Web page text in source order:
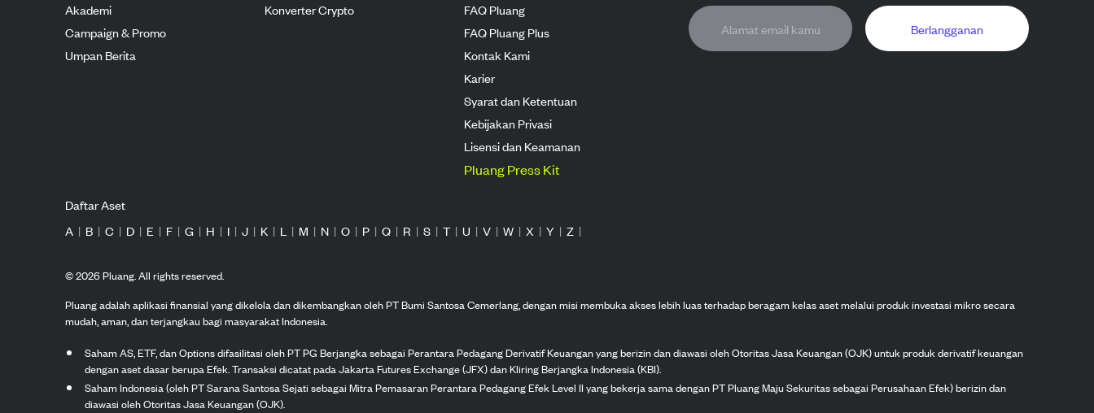
Akademi
Campaign & Promo
Umpan Berita
Konverter Crypto
FAQ Pluang
FAQ Pluang Plus
Kontak Kami
Karier
Syarat dan Ketentuan
Kebijakan Privasi
Lisensi dan Keamanan
Pluang Press Kit
Berlangganan
Daftar Aset
A | B | C | D | E | F | G | H | I | J | K | L | M | N | O | P | Q | R | S | T | U | V | W | X | Y | Z |
©2026Pluang. All rights reserved.
Pluang adalah aplikasi finansial yang dikelola dan dikembangkan oleh PT Bumi Santosa Cemerlang, dengan misi membuka akses lebih luas terhadap beragam kelas aset melalui produk investasi mikro secara
mudah, aman, dan terjangkau bagi masyarakat Indonesia.
Saham AS, ETF, dan Options difasilitasi oleh PT PG Berjangka sebagai Perantara Pedagang Derivatif Keuangan yang berizin dan diawasi oleh Otoritas Jasa Keuangan (OJK) untuk produk derivatif keuangan
dengan aset dasar berupa Efek. Transaksi dicatat pada Jakarta Futures Exchange (JFX) dan Kliring Berjangka Indonesia (KBI).
Saham Indonesia (oleh PT Sarana Santosa Sejati sebagai Mitra Pemasaran Perantara Pedagang Efek Level II yang bekerja sama dengan PT Pluang Maju Sekuritas sebagai Perusahaan Efek) berizin dan
diawasi oleh Otoritas Jasa Keuangan (OJK).